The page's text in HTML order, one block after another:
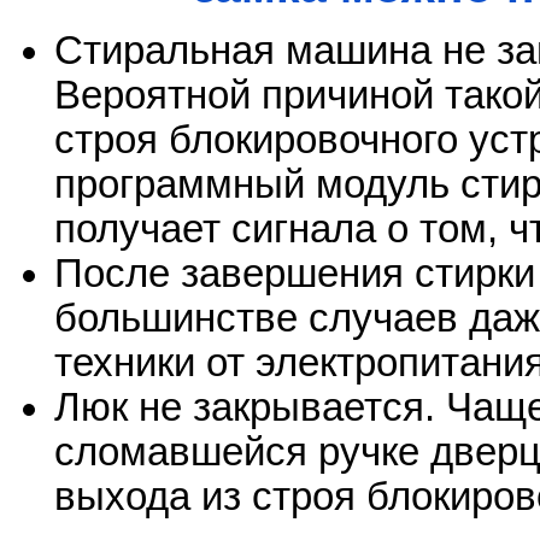
Стиральная машина не
Вероятной причиной
строя блокировочного
программный модуль
получает сигнала о том,
После завершения
большинстве случаев
техники от
Люк не закрывается.
сломавшейся ручке
выхода из строя